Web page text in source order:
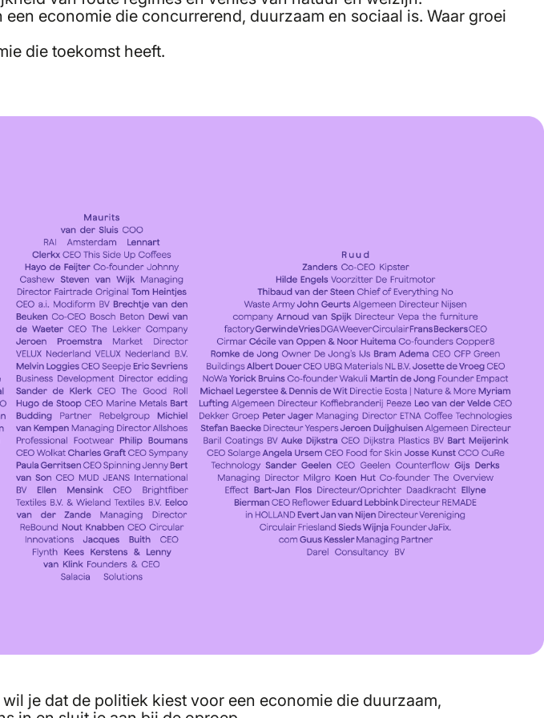
inkomens en bedrijven die goed
en het welzijn van hun mensen.
wetgeving om bedrijven die gaan
te maken.
economie die concurrerend, duurzaam en sociaal is. Waar groei
die toekomst heeft.
je dat de politiek kiest voor een economie die duurzaam,